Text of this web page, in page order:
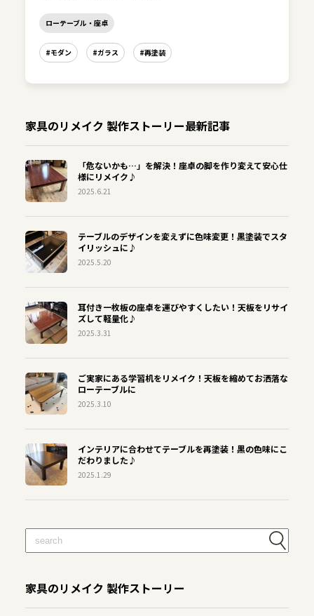
ローテーブル・座卓
#モダン #ガラス #再塗装
家具のリメイク 製作ストーリー最新記事
「危ないかも…」を解決！座卓の脚を作り変えて安心仕
様にリメイク♪
2025.6.21
テーブルのデザインを変えずに色味変更！黒塗装でスタ
イリッシュに♪
2025.5.20
耳付き一枚板の座卓を運びやすくしたい！天板をリサイ
ズして軽量化♪
2025.3.31
ご実家にある学習机をリメイク！天板を縮めてお洒落な
ローテーブルに
2025.3.10
インテリアに合わせてテーブルを再塗装！黒の色味にこ
だわりました♪
2025.1.29
家具のリメイク 製作ストーリー